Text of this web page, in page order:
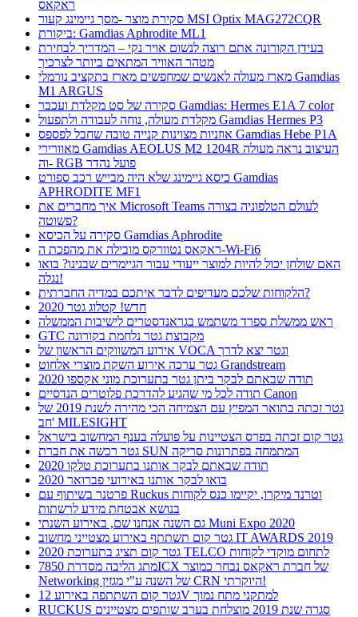
ראקאס
סקירת מוצר -מסך גיימינג קעור MSI Optix MAG272CQR
ביקורת: Gamdias Aphrodite ML1
בעידן הקורונה אתם רוצה לנשום אויר נקי – המדריך לבחירת
מטהר האוויר המתאים ביותר לצרכיך
מארז מעולה לאנשים שמחפשים מארז בתקציב נורמלי Gamdias
M1 ARGUS
סקירה של סט מקלדת ועכבר Gamdias: Hermes E1A 7 color
מקלדת מעולה, נוחה לעבודה ולתפעול Gamdias Hermes P3
אוזניות מצוינות קנייה טובה שחבל לפספס Gamdias Hebe P1A
מאוורירי Gamdias AEOLUS M2 1204R העיצוב נראה מעולה
וה- RGB פועל נהדר
כיסא גיימינג שלא היה מבייש רכב ספורט Gamdias
APHRODITE MF1
איך מחברים את Microsoft Teams לעולם הטלפוניה בצורה
פשוטה?
סקירה על הכיסא Gamdias Aphrodite
ראקאס נטוורקס מובילה את מהפכת ה-Wi-Fi6
האם שולחן יכול להיות למוצר ייעודי עבור הגיימרים שבנינו? בואו
נגלה!
הלקוחות שלכם מעדיפים לדבר איתכם במדיה החברתית?
חדש! קטלוג גטר 2020
ראש ממשלת ספרד משתמש בגראנדסטרים לישיבות הממשלה
GTC מקבוצת גטר נלחמת בקורונה
אירוע המשווקים הראשון של VOCA וגטר יצא לדרך
גטר ערכה אירוע השקת מוצרי אלחוט Grandstream
תודה שבאתם לבקר ביתן גטר בתערוכת מוני אקספו 2020
תודה לכל מי שהגיע להדרכת פלוטרים הנדסיים Canon
גטר זכתה בתואר המפיץ עם הצמיחה הכי מהירה לשנת 2019 של
חב' MILESIGHT
גטר קום זכתה בפרס הצטיינות על פועלה בענף המחשוב בישראל
גטר רכשה את חברת SUN המתמחה בפתרונות סריקה
תודה שבאתם לבקר אותנו בתערוכת טלקו 2020
בואו לבקר אותנו באירועי פברואר 2020
פרטנר בשיתוף עם Ruckus וטרנד מיקרו, יקיימו כנס לקוחות
בנושא אבטחת מידע לרשתות
גם השנה אנחנו שם, באירוע השנתי Muni Expo 2020
גטר קום תשתתף באירוע מצטייני מחשוב IT AWARDS 2019
גטר קום תציג בתערוכת 2020 TELCO לתחום מוקדי לקוחות
מתג הליבה מסדרת 7850ICX של חברת ראקאס נבחר כמוצר
Networking של השנה ע"י מגזין CRN היוקרתי!
גטר קום השתתפה באירוע 12V למתקני מתח נמוך
RUCKUS סגרה שנת 2019 מוצלחת בערב שותפים מצטיינים